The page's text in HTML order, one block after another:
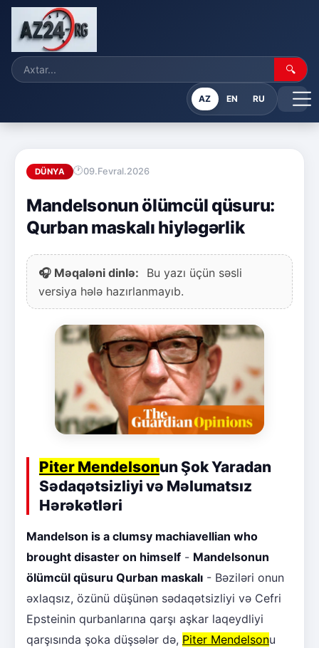
🔍
AZ EN RU
DÜNYA 09.Fevral.2026
Mandelsonun ölümcül qüsuru:
Qurban maskalı hiyləgərlik
🎧 Məqaləni dinlə:
Bu yazı üçün səsli
versiya hələ hazırlanmayıb.
Piter Mendelsonun Şok Yaradan
Sədaqətsizliyi və Məlumatsız
Hərəkətləri
Mandelson is a clumsy machiavellian who
brought disaster on himself - Mandelsonun
ölümcül qüsuru Qurban maskalı - Bəziləri onun
əxlaqsız, özünü düşünən sədaqətsizliyi və Cefri
Epsteinin qurbanlarına qarşı aşkar laqeydliyi
qarşısında şoka düşsələr də, Piter Mendelsonu